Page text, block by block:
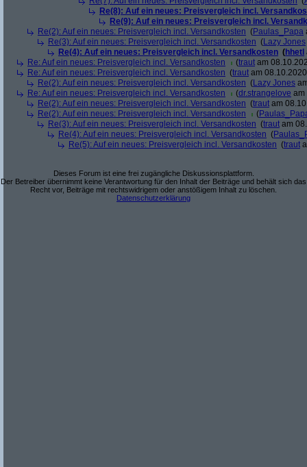
Re(8): Auf ein neues: Preisvergleich incl.
Re(9): Auf ein neues: Preisvergleich incl.
Re(2): Auf ein neues: Preisvergleich incl. Versandkosten (Paulas_Papa
Re(3): Auf ein neues: Preisvergleich incl. Versandkosten (Lazy Jones
Re(4): Auf ein neues: Preisvergleich incl. Versandkosten (hhetl
Re: Auf ein neues: Preisvergleich incl. Versandkosten
(traut am
Re: Auf ein neues: Preisvergleich incl. Versandkosten (traut am
Re(2): Auf ein neues: Preisvergleich incl. Versandkosten (Lazy Jones
Re: Auf ein neues: Preisvergleich incl. Versandkosten
(dr.strangelove am
Re(2): Auf ein neues: Preisvergleich incl. Versandkosten (traut am
Re(2): Auf ein neues: Preisvergleich incl. Versandkosten
(
Re(3): Auf ein neues: Preisvergleich incl. Versandkosten (traut am
Re(4): Auf ein neues: Preisvergleich incl. Versandkosten (
Re(5): Auf ein neues: Preisvergleich incl. Versandkosten (traut
Dieses Forum ist eine frei zugängliche Diskussionsplattform.
Der Betreiber übernimmt keine Verantwortung für den Inhalt der Beiträge und behält sich das
Recht vor, Beiträge mit rechtswidrigem oder anstößigem Inhalt zu löschen.
Datenschutzerklärung